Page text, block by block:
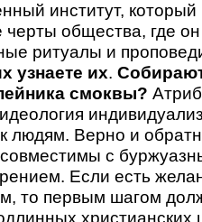
институт,
черты общества, где
ритуалы и
узнаете их.
смоквы?
людям. Верно и
с
Если есть
то первым шагом
христианских